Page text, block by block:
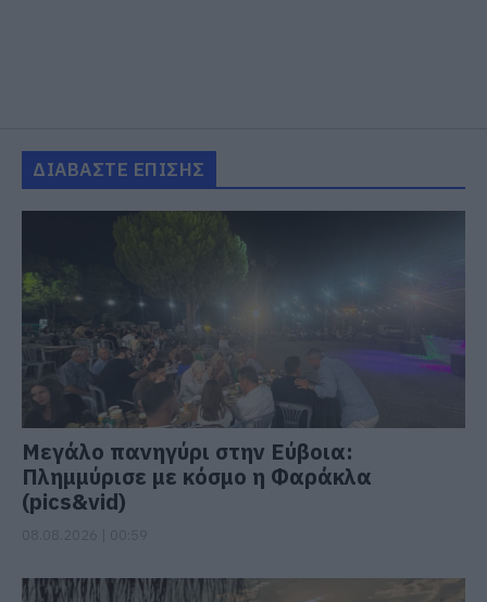
ΔΙΑΒΑΣΤΕ ΕΠΙΣΗΣ
Μεγάλο πανηγύρι στην Εύβοια:
Πλημμύρισε με κόσμο η Φαράκλα
(pics&vid)